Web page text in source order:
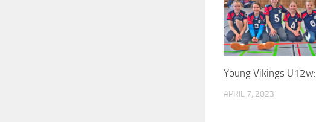
Young Vikings U12w:
APRIL 7, 2023